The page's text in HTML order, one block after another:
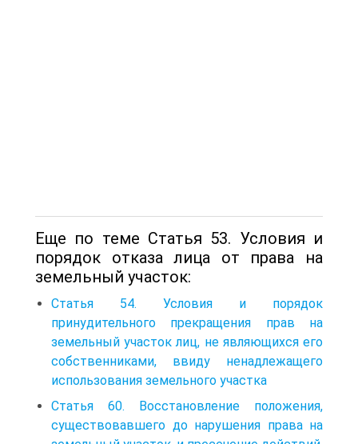
Еще по теме Статья 53. Условия и
порядок отказа лица от права на
земельный участок:
Статья 54. Условия и порядок
принудительного прекращения прав на
земельный участок лиц, не являющихся его
собственниками, ввиду ненадлежащего
использования земельного участка
Статья 60. Восстановление положения,
существовавшего до нарушения права на